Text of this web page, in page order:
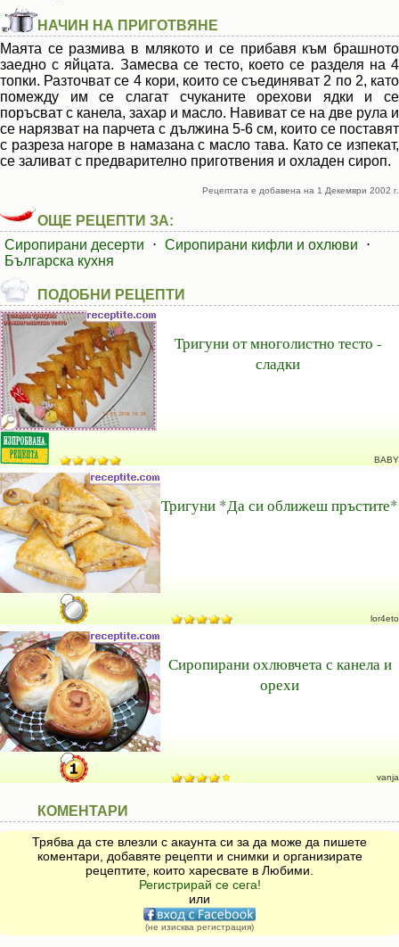
НАЧИН НА ПРИГОТВЯНЕ
Маята се размива в млякото и се прибавя към брашното
заедно с яйцата. Замесва се тесто, което се разделя на 4
топки. Разточват се 4 кори, които се съединяват 2 по 2, като
помежду им се слагат счуканите орехови ядки и се
поръсват с канела, захар и масло. Навиват се на две рула и
се нарязват на парчета с дължина 5-6 см, които се поставят
с разреза нагоре в намазана с масло тава. Като се изпекат,
се заливат с предварително приготвения и охладен сироп.
Рецептата е добавена на 1 Декември 2002 г.
ОЩЕ РЕЦЕПТИ ЗА:
Сиропирани десерти
⋅ Сиропирани кифли и охлюви
⋅
Българска кухня
ПОДОБНИ РЕЦЕПТИ
Тригуни от многолистно тесто -
сладки
BABY
Тригуни *Да си оближеш пръстите*
lor4eto
Сиропирани охлювчета с канела и
орехи
vanja
КОМЕНТАРИ
Трябва да сте влезли с акаунта си за да може да пишете
коментари, добавяте рецепти и снимки и организирате
рецептите, които харесвате в Любими.
Регистрирай се сега!
или
(не изисква регистрация)